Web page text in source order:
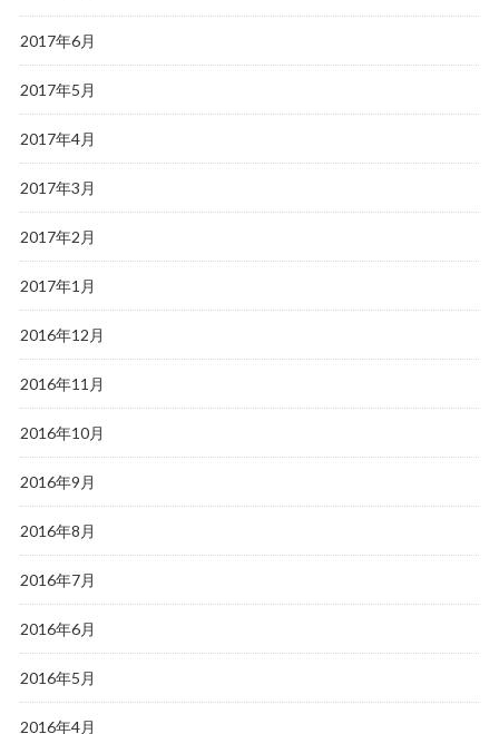
2017年6月
2017年5月
2017年4月
2017年3月
2017年2月
2017年1月
2016年12月
2016年11月
2016年10月
2016年9月
2016年8月
2016年7月
2016年6月
2016年5月
2016年4月